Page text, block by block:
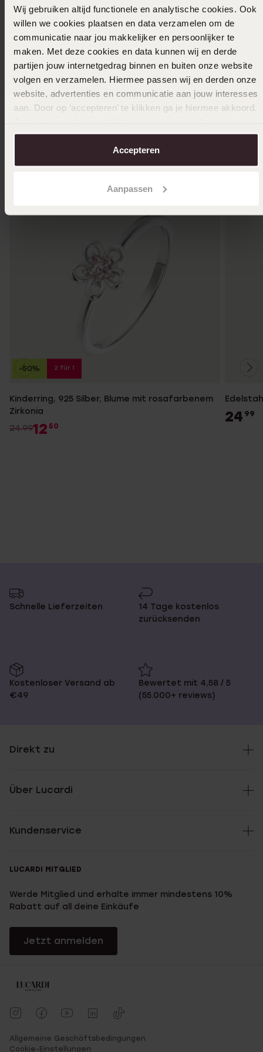
Wij gebruiken altijd functionele en analytische cookies. Ook
willen we cookies plaatsen en data verzamelen om de
communicatie naar jou makkelijker en persoonlijker te
maken. Met deze cookies en data kunnen wij en derde
partijen jouw internetgedrag binnen en buiten onze website
volgen en verzamelen. Hiermee passen wij en derden onze
website, advertenties en communicatie aan jouw interesses
aan. Door op ‘accepteren’ te klikken ga je hiermee akkoord.
over in onscookiebeleid.
Accepteren
Aanpassen
Andere kauften auch
Kinderring, 925 Silber, Blume mit rosafarbenem
Zirkonia
24.9912 50
-50% 2 für 1
24 99
Schnelle Lieferzeiten
14 Tage kostenlos
zurücksenden
Kostenloser Versand ab
€49
Bewertet mit 4,58 / 5
(55.000+ reviews)
Direkt zu
Über Lucardi
Kundenservice
LUCARDI MITGLIED
Werde Mitglied und erhalte immer mindestens 10%
Rabatt auf all deine Einkäufe
Jetzt anmelden
Allgemeine Geschäftsbedingungen
Cookie-Einstellungen